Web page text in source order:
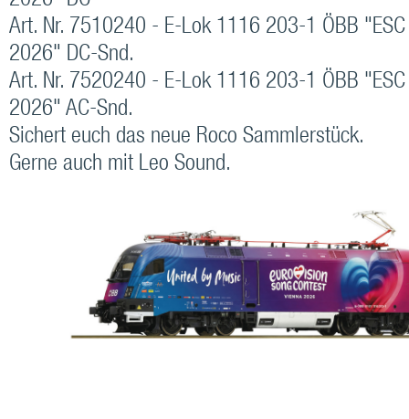
Art. Nr. 7510240 - E-Lok 1116 203-1 ÖBB
2026" DC-Snd.
Art. Nr. 7520240 - E-Lok 1116 203-1 ÖBB
2026" AC-Snd.
Sichert euch das neue Roco Sammlerstück.
Gerne auch mit Leo Sound.